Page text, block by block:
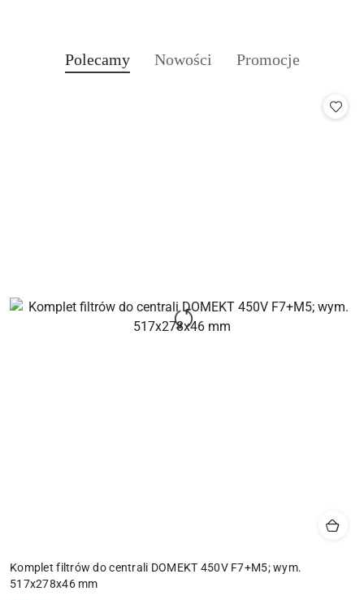
Pomiń karuzelę produktów
Produkty
Polecamy
Produkty
Nowości
Produkty
Promocje
Komplet filtrów do centrali DOMEKT 450V F7+M5; wym.
517x278x46 mm